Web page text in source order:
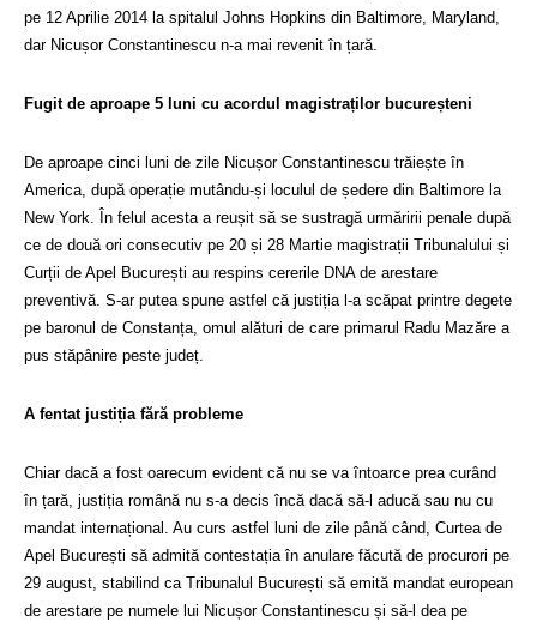
pe 12 Aprilie 2014 la spitalul Johns Hopkins din Baltimore, Maryland,
dar Nicușor Constantinescu n-a mai revenit în țară.
Fugit de aproape 5 luni cu acordul magistraților bucureșteni
De aproape cinci luni de zile Nicușor Constantinescu trăiește în
America, după operație mutându-și loculul de ședere din Baltimore la
New York. În felul acesta a reușit să se sustragă urmăririi penale după
ce de două ori consecutiv pe 20 și 28 Martie magistrații Tribunalului și
Curții de Apel București au respins cererile DNA de arestare
preventivă. S-ar putea spune astfel că justiția l-a scăpat printre degete
pe baronul de Constanța, omul alături de care primarul Radu Mazăre a
pus stăpânire peste județ.
A fentat justiția fără probleme
Chiar dacă a fost oarecum evident că nu se va întoarce prea curând
în țară, justiția română nu s-a decis încă dacă să-l aducă sau nu cu
mandat internațional. Au curs astfel luni de zile până când, Curtea de
Apel București să admită contestația în anulare făcută de procurori pe
29 august, stabilind ca Tribunalul București să emită mandat european
de arestare pe numele lui Nicușor Constantinescu și să-l dea pe